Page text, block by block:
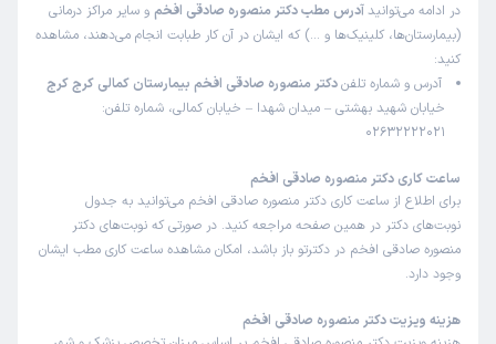
در ادامه می‌توانید آدرس مطب دکتر منصوره صادقی افخم و سایر مراکز درمانی
(بیمارستان‌ها، کلینیک‌ها و …) که ایشان در آن کار طبابت انجام می‌دهند، مشاهده
کنید:
آدرس و شماره تلفندکتر منصوره صادقی افخم بیمارستان کمالی کرج کرج
خیابان شهید بهشتی – میدان شهدا – خیابان کمالی، شماره تلفن:
02632222021
ساعت کاری دکتر منصوره صادقی افخم
برای اطلاع از ساعت کاری دکتر منصوره صادقی افخم می‌توانید به جدول
نوبت‌های دکتر در همین صفحه مراجعه کنید. در صورتی که نوبت‌های دکتر
منصوره صادقی افخم در دکترتو باز باشد، امکان مشاهده ساعت کاری مطب ایشان
وجود دارد.
هزینه ویزیت دکتر منصوره صادقی افخم